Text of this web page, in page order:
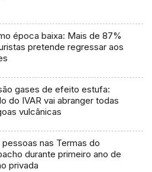
época baixa: Mais de 87%
pretende regressar aos
gases de efeito estufa:
do IVAR vai abranger todas
vulcânicas
pessoas nas Termas do
durante primeiro ano de
privada